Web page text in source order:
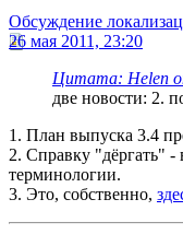
Обсуждение
26 мая 2011, 23:20
Цитата: Helen
две новости: 2.
1. План выпуска 3.4
2. Справку "дёргать" -
терминологии.
3. Это, собственно,